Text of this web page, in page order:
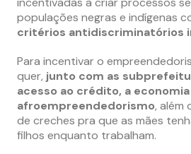
populações negras e indígenas
critérios antidiscriminatórios
Para incentivar o
quer, junto com as
acesso ao crédito, a
afroempreendedorismo, além
de creches pra que as mães
filhos enquanto trabalham.